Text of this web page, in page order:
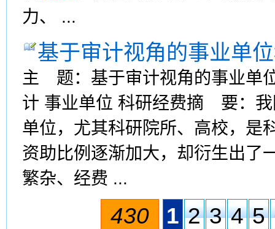
力、 ...
基于审计视角的事业单
主 题：基于审计视角的事业单
计 事业单位 科研经费摘 要：
单位，尤其科研院所、高校，是
资助比例逐渐加大，却衍生出了
繁杂、经费 ...
430 1 2 3 4 5